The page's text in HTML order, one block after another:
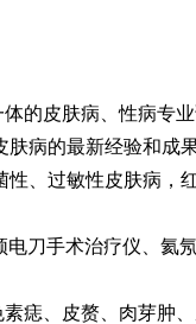
的皮肤病、性病专
病的最新经验和
、过敏性皮肤病，
刀手术治疗仪、氦
痣、皮赘、肉芽肿